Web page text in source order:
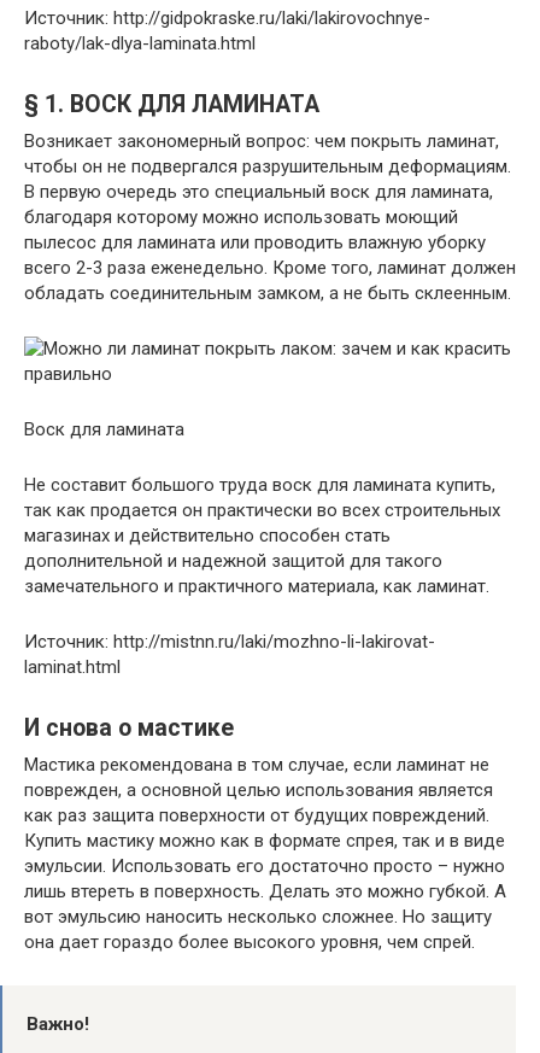
Источник: http://gidpokraske.ru/laki/lakirovochnye-
raboty/lak-dlya-laminata.html
§ 1. ВОСК ДЛЯ ЛАМИНАТА
Возникает закономерный вопрос: чем покрыть ламинат,
чтобы он не подвергался разрушительным деформациям.
В первую очередь это специальный воск для ламината,
благодаря которому можно использовать моющий
пылесос для ламината или проводить влажную уборку
всего 2-3 раза еженедельно. Кроме того, ламинат должен
обладать соединительным замком, а не быть склеенным.
Воск для ламината
Не составит большого труда воск для ламината купить,
так как продается он практически во всех строительных
магазинах и действительно способен стать
дополнительной и надежной защитой для такого
замечательного и практичного материала, как ламинат.
Источник: http://mistnn.ru/laki/mozhno-li-lakirovat-
laminat.html
И снова о мастике
Мастика рекомендована в том случае, если ламинат не
поврежден, а основной целью использования является
как раз защита поверхности от будущих повреждений.
Купить мастику можно как в формате спрея, так и в виде
эмульсии. Использовать его достаточно просто – нужно
лишь втереть в поверхность. Делать это можно губкой. А
вот эмульсию наносить несколько сложнее. Но защиту
она дает гораздо более высокого уровня, чем спрей.
Важно!